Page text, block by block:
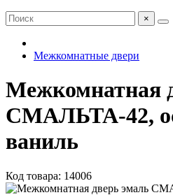
×
Межкомнатные двери
Межкомнатная
СМАЛЬТА-42,
ваниль
Код товара: 14006